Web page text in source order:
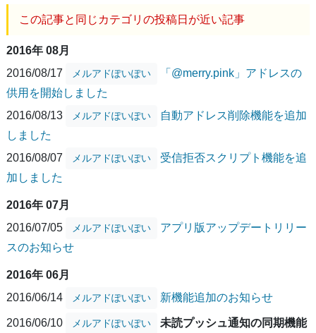
この記事と同じカテゴリの投稿日が近い記事
2016年 08月
2016/08/17
メルアドぽいぽい
「@merry.pink」アドレスの
供用を開始しました
2016/08/13
メルアドぽいぽい
自動アドレス削除機能を追加
しました
2016/08/07
メルアドぽいぽい
受信拒否スクリプト機能を追
加しました
2016年 07月
2016/07/05
メルアドぽいぽい
アプリ版アップデートリリー
スのお知らせ
2016年 06月
2016/06/14
メルアドぽいぽい 新機能追加のお知らせ
2016/06/10 メルアドぽいぽい
未読プッシュ通知の同期機能